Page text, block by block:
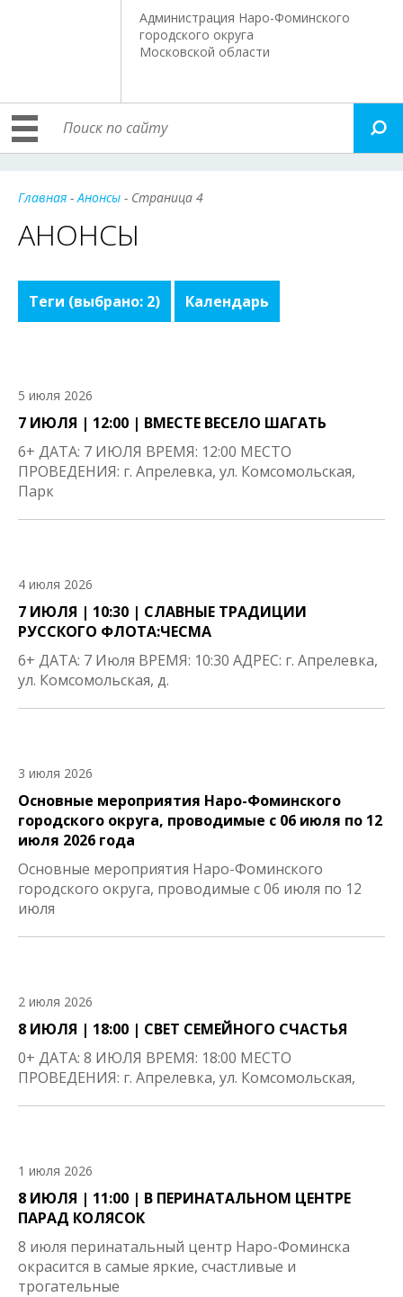
Администрация Наро-Фоминского
городского округа
Московской области
Главная -Анонсы - Страница 4
АНОНСЫ
Теги (выбрано: 2) Календарь
5 июля 2026
7 ИЮЛЯ | 12:00 | ВМЕСТЕ ВЕСЕЛО ШАГАТЬ
6+ ДАТА: 7 ИЮЛЯ ВРЕМЯ: 12:00 МЕСТО
ПРОВЕДЕНИЯ: г. Апрелевка, ул. Комсомольская,
Парк
4 июля 2026
7 ИЮЛЯ | 10:30 | СЛАВНЫЕ ТРАДИЦИИ
РУССКОГО ФЛОТА:ЧЕСМА
6+ ДАТА: 7 Июля ВРЕМЯ: 10:30 АДРЕС: г. Апрелевка,
ул. Комсомольская, д.
3 июля 2026
Основные мероприятия Наро-Фоминского
городского округа, проводимые с 06 июля по 12
июля 2026 года
Основные мероприятия Наро-Фоминского
городского округа, проводимые с 06 июля по 12
июля
2 июля 2026
8 ИЮЛЯ | 18:00 | СВЕТ СЕМЕЙНОГО СЧАСТЬЯ
0+ ДАТА: 8 ИЮЛЯ ВРЕМЯ: 18:00 МЕСТО
ПРОВЕДЕНИЯ: г. Апрелевка, ул. Комсомольская,
1 июля 2026
8 ИЮЛЯ | 11:00 | В ПЕРИНАТАЛЬНОМ ЦЕНТРЕ
ПАРАД КОЛЯСОК
8 июля перинатальный центр Наро-Фоминска
окрасится в самые яркие, счастливые и
трогательные